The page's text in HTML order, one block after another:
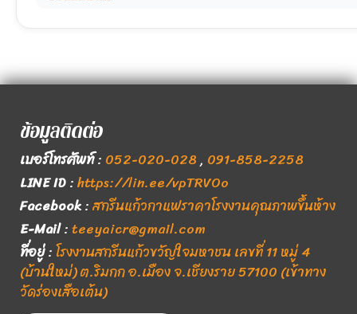
ข้อมูลติดต่อ
เบอร์โทรศัพท์: 052-020-028, 091-858-2258
LINE ID:https://lin.ee/vpTRVOo
Facebook:สกรีนแก้วกาแฟราคาโรงงานคุณภาพขึ้นห้าง
E-Mail:teeyaicr@gmail.com
ที่อยู่:โรงงานสกรีนแก้วขวัญใจมหาชน เลขที่ 11 หมู่ 4
(บ้านใหม่) ต.ริมกก อ.เมือง จ.เชียงราย 57100 (เข้าทาง
วัดร่องเสือเต้น)